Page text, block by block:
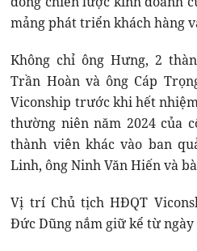
mảng phát triển khách hàng
Không chỉ ông Hưng, 2
Trần Hoàn và ông Cáp
Viconship trước khi hết
thường niên năm 2024 của
thành viên khác vào ban
Linh, ông Ninh Văn Hiến và
Vị trí Chủ tịch HĐQT
Đức Dũng nắm giữ kể từ ngày